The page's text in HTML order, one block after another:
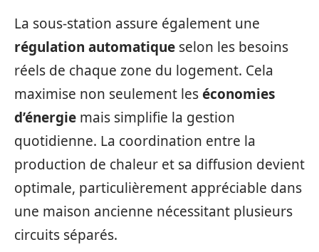
La sous-station assure également une
régulation automatique selon les besoins
réels de chaque zone du logement. Cela
maximise non seulement leséconomies
d’énergie mais simplifie la gestion
quotidienne. La coordination entre la
production de chaleur et sa diffusion devient
optimale, particulièrement appréciable dans
une maison ancienne nécessitant plusieurs
circuits séparés.